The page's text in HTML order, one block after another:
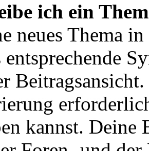
ich ein
neues Thema
entsprechende
kannst. Deine